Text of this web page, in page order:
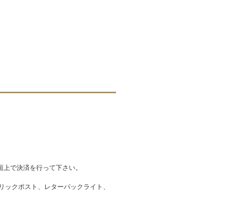
で決済を行って下さい。
クポスト、レターパックライト、